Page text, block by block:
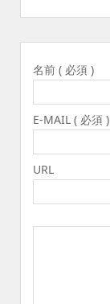
名前 ( 必須 )
E-MAIL ( 必須
URL